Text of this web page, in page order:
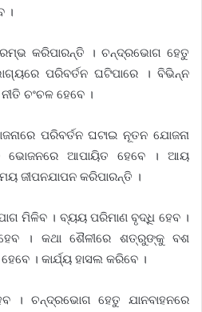
।
କରିପାରନ୍ତି । ଚନ୍ଦ୍ରଭୋଗ ହେତୁ
ପରିବର୍ତନ ଘଟିପାରେ । ବିଭିନ୍ନ
ଚଂଚଳ ହେବେ ।
ପରିବର୍ତନ ଘଟାଇ ନୂତନ ଯୋଜନା
ଭୋଜନରେ ଆପାୟିତ ହେବେ । ଆୟ
ଜୀପନଯାପନ କରିପାରନ୍ତି ।
ମିଳିବ । ବ୍ୟୟ ପରିମାଣ ବୃଦ୍ଧି ହେବ ।
। କଥା ଶୈଳୀରେ ଶତ୍ରୁଙ୍କୁ ବଶ
। କାର୍ଯ୍ୟ ହାସଲ କରିବେ ।
ଚନ୍ଦ୍ରଭୋଗ ହେତୁ ଯାନବାହନରେ